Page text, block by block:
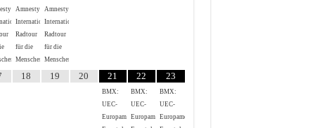
Amnesty
International
Radtour
für die
Menschenrechte
Amnesty
International
Radtour
für die
Menschenrechte
18 19 20 21
BMX:
UEC-
Europameisterschaft
22
BMX:
UEC-
Europameisterschaft
23
BMX:
UEC-
Europameisterschaft